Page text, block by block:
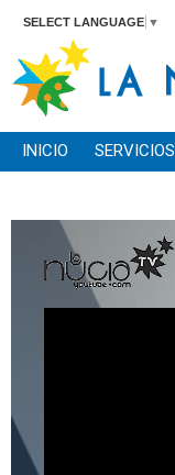
SELECT LANGUAGE ▼
INICIO SERVICIOS